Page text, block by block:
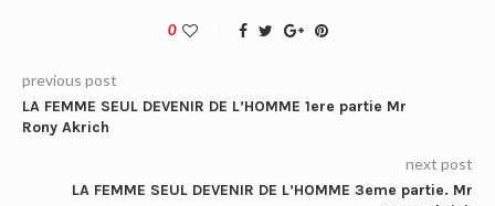
0
previous post
LA FEMME SEUL DEVENIR DE L’HOMME 1ere partie Mr
Rony Akrich
next post
LA FEMME SEUL DEVENIR DE L’HOMME 3eme partie. Mr